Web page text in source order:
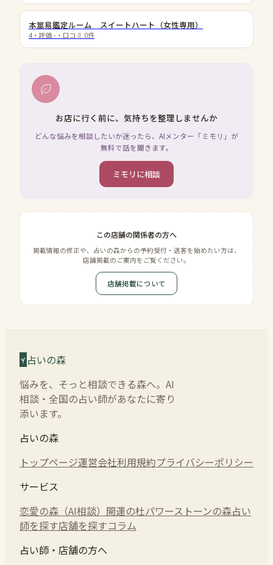
本筮易鑑定ルーム スイートハート（女性専用）
4 ・評価 - ・口コミ 0件
お店に行く前に、気持ちを整理しませんか
どんな悩みを相談したいか迷ったら、AIメンター「ミモリ」が
無料で話を聞きます。
ミモリに相談
この店舗の関係者の方へ
掲載情報の修正や、占いの森からの予約受付・送客を始めたい方は、
店舗掲載のご案内をご覧ください。
店舗掲載について
占いの森
悩みを、そっと相談できる森へ。AI
相談・全国の占い師があなたに寄り
添います。
占いの森
トップページ運営会社利用規約プライバシーポリシー
サービス
恋愛の森（AI相談） 開運の杜パワーストーンの森占い
師を探す店舗を探すコラム
占い師・店舗の方へ